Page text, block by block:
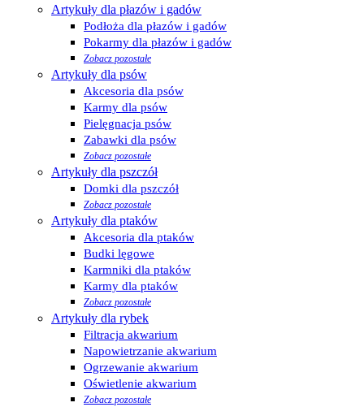
Artykuły dla płazów i gadów
Podłoża dla płazów i gadów
Pokarmy dla płazów i gadów
Zobacz pozostałe
Artykuły dla psów
Akcesoria dla psów
Karmy dla psów
Pielęgnacja psów
Zabawki dla psów
Zobacz pozostałe
Artykuły dla pszczół
Domki dla pszczół
Zobacz pozostałe
Artykuły dla ptaków
Akcesoria dla ptaków
Budki lęgowe
Karmniki dla ptaków
Karmy dla ptaków
Zobacz pozostałe
Artykuły dla rybek
Filtracja akwarium
Napowietrzanie akwarium
Ogrzewanie akwarium
Oświetlenie akwarium
Zobacz pozostałe